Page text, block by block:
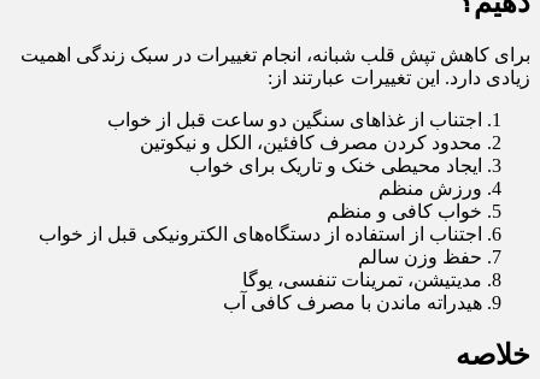
برای کاهش تپش قلب شبانه، انجام تغییرات در سبک زندگی اهمیت
زیادی دارد. این تغییرات عبارتند از:
اجتناب از غذاهای سنگین دو ساعت قبل از خواب
محدود کردن مصرف کافئین، الکل و نیکوتین
ایجاد محیطی خنک و تاریک برای خواب
ورزش منظم
خواب کافی و منظم
اجتناب از استفاده از دستگاه‌های الکترونیکی قبل از خواب
حفظ وزن سالم
مدیتیشن، تمرینات تنفسی، یوگا
هیدراته ماندن با مصرف کافی آب
خلاصه